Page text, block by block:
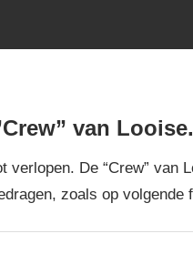
van Looise.
verlopen. De “Crew” van
zoals op volgende